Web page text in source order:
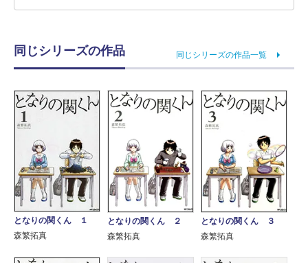
同じシリーズの作品 同じシリーズの作品一覧
となりの関くん １
森繁拓真
となりの関くん ２
森繁拓真
となりの関くん ３
森繁拓真